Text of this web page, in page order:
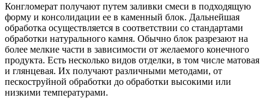
Конгломерат получают путем заливки смеси в подходящую
форму и консолидации ее в каменный блок. Дальнейшая
обработка осуществляется в соответствии со стандартами
обработки натурального камня. Обычно блок разрезают на
более мелкие части в зависимости от желаемого конечного
продукта. Есть несколько видов отделки, в том числе матовая
и глянцевая. Их получают различными методами, от
пескоструйной обработки до обработки высокими или
низкими температурами.